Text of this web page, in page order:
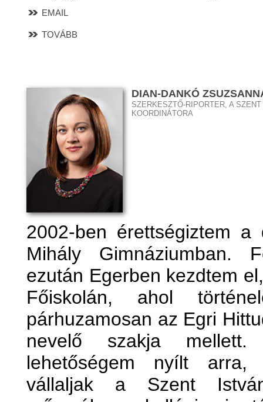
EMAIL
TOVÁBB
DIAN-DANKÓ
SZERKESZTŐ-RIPORTER, A
KOORDINÁTORA
2002-ben érettségiztem a
Mihály Gimnáziumban.
ezután Egerben kezdtem
Főiskolán, ahol
párhuzamosan az Egri
nevelő szakja
lehetőségem nyílt arra,
vállaljak a Szent